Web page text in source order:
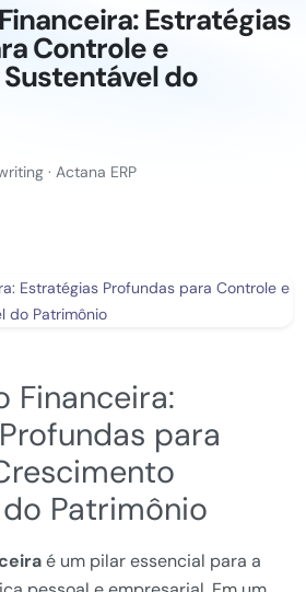
Estratégias
Controle e
do
· Actana ERP
Financeira:
para
Patrimônio
é um pilar essencial para a